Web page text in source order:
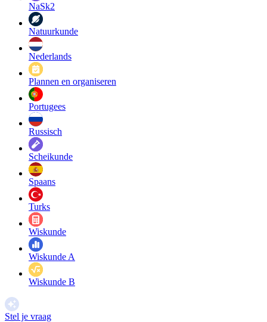
NaSk2
Natuurkunde
Nederlands
Plannen en organiseren
Portugees
Russisch
Scheikunde
Spaans
Turks
Wiskunde
Wiskunde A
Wiskunde B
Stel je vraag